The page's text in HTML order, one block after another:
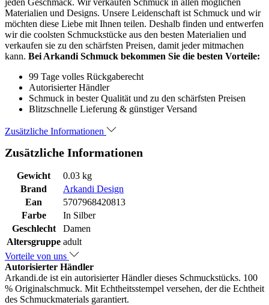
Materialien und Designs. Unsere Leidenschaft ist Schmuck und wir
möchten diese Liebe mit Ihnen teilen. Deshalb finden und entwerfen
wir die coolsten Schmuckstücke aus den besten Materialien und
verkaufen sie zu den schärfsten Preisen, damit jeder mitmachen
kann. Bei Arkandi Schmuck bekommen Sie die besten Vorteile:
99 Tage volles Rückgaberecht
Autorisierter Händler
Schmuck in bester Qualität und zu den schärfsten Preisen
Blitzschnelle Lieferung & günstiger Versand
Zusätzliche Informationen
Zusätzliche Informationen
Gewicht
0.03 kg
Brand
Arkandi Design
Ean
5707968420813
Farbe
In Silber
Geschlecht
Damen
Altersgruppe adult
Vorteile von uns
Autorisierter Händler
Arkandi.de ist ein autorisierter Händler dieses Schmuckstücks. 100
% Originalschmuck. Mit Echtheitsstempel versehen, der die Echtheit
des Schmuckmaterials garantiert.